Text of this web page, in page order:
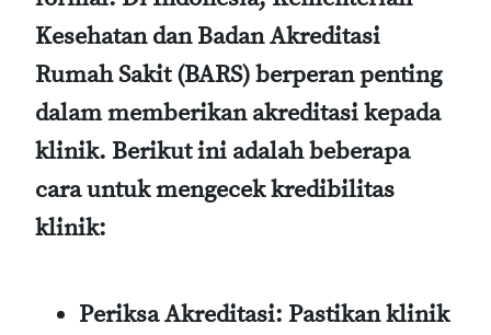
Kesehatan dan Badan Akreditasi
Rumah Sakit (BARS) berperan penting
dalam memberikan akreditasi kepada
klinik. Berikut ini adalah beberapa
cara untuk mengecek kredibilitas
klinik:
Periksa Akreditasi: Pastikan klinik